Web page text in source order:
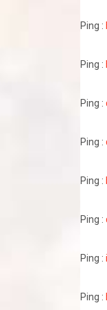
Ping :
Ping :
Ping :
Ping :
Ping :
Ping :
Ping :
Ping :